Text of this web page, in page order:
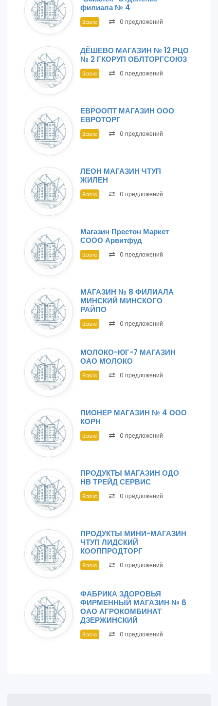
филиала № 4
Basic 0 предложений
ДЁШЕВО МАГАЗИН № 12 РЦО
№ 2 ГКОРУП ОБЛТОРГСОЮЗ
Basic 0 предложений
ЕВРООПТ МАГАЗИН ООО
ЕВРОТОРГ
Basic 0 предложений
ЛЕОН МАГАЗИН ЧТУП
ЖИЛЕН
Basic 0 предложений
Магазин Престон Маркет
СООО Арвитфуд
Basic 0 предложений
МАГАЗИН № 8 ФИЛИАЛА
МИНСКИЙ МИНСКОГО
РАЙПО
Basic 0 предложений
МОЛОКО-ЮГ-7 МАГАЗИН
ОАО МОЛОКО
Basic 0 предложений
ПИОНЕР МАГАЗИН № 4 ООО
КОРН
Basic 0 предложений
ПРОДУКТЫ МАГАЗИН ОДО
НВ ТРЕЙД СЕРВИС
Basic 0 предложений
ПРОДУКТЫ МИНИ-МАГАЗИН
ЧТУП ЛИДСКИЙ
КООППРОДТОРГ
Basic 0 предложений
ФАБРИКА ЗДОРОВЬЯ
ФИРМЕННЫЙ МАГАЗИН № 6
ОАО АГРОКОМБИНАТ
ДЗЕРЖИНСКИЙ
Basic 0 предложений